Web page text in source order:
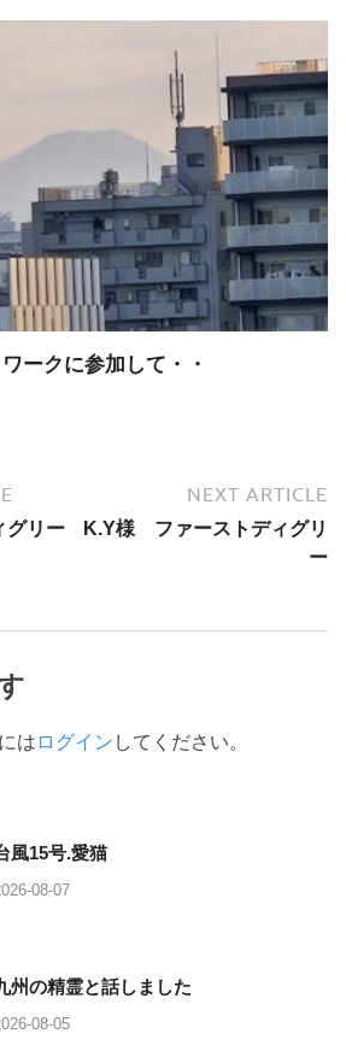
ークに参加して・・
リー
NEXT ARTICLE
K.Y様 ファーストディグリ
ー
は ログイン してください。
風15号.愛猫
08-07
州の精霊と話しました
08-05